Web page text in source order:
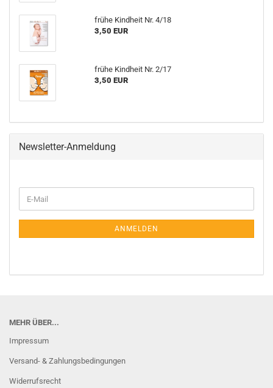
frühe Kindheit Nr. 4/18
3,50 EUR
frühe Kindheit Nr. 2/17
3,50 EUR
Newsletter-Anmeldung
ZUR
E-
Mail
ANMELDEN
MEHR ÜBER...
Impressum
Versand- & Zahlungsbedingungen
Widerrufsrecht